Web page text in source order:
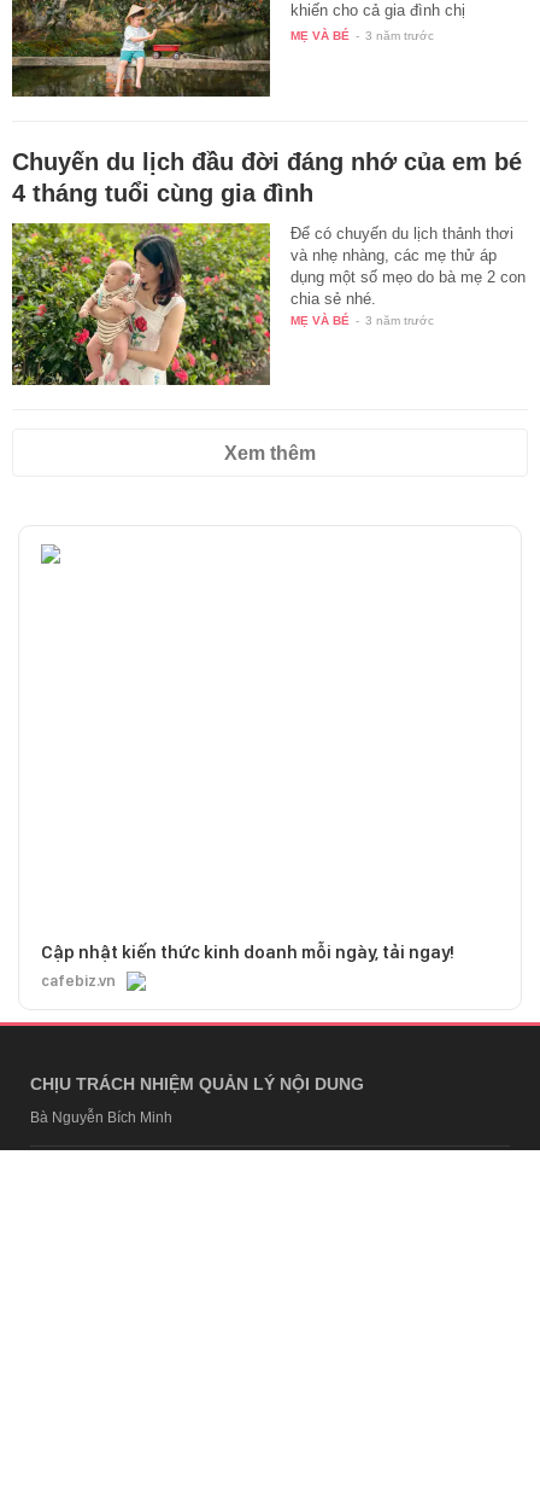
khiến cho cả gia đình chị
Thanh…
MẸ VÀ BÉ - 3 năm trước
Chuyến du lịch đầu đời đáng nhớ của em bé
4 tháng tuổi cùng gia đình
Để có chuyến du lịch thảnh thơi
và nhẹ nhàng, các mẹ thử áp
dụng một số mẹo do bà mẹ 2 con
chia sẻ nhé.
MẸ VÀ BÉ - 3 năm trước
Xem thêm
Cập nhật kiến thức kinh doanh mỗi ngày, tải ngay!
cafebiz.vn
CHỊU TRÁCH NHIỆM QUẢN LÝ NỘI DUNG
Bà Nguyễn Bích Minh